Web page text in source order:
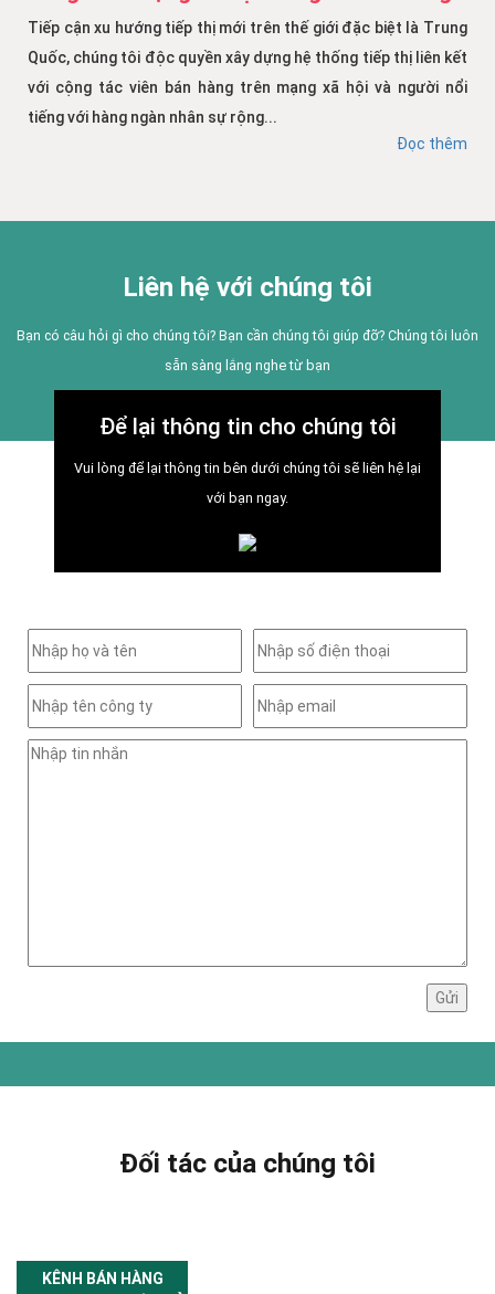
Tiếp cận xu hướng tiếp thị mới trên thế giới đặc biệt là Trung
Quốc, chúng tôi độc quyền xây dựng hệ thống tiếp thị liên kết
với cộng tác viên bán hàng trên mạng xã hội và người nổi
tiếng với hàng ngàn nhân sự rộng...
Đọc thêm
Liên hệ với chúng tôi
Bạn có câu hỏi gì cho chúng tôi? Bạn cần chúng tôi giúp đỡ? Chúng tôi luôn
sẵn sàng lắng nghe từ bạn
Để lại thông tin cho chúng tôi
Vui lòng để lại thông tin bên dưới chúng tôi sẽ liên hệ lại
với bạn ngay.
Đối tác của chúng tôi
KÊNH BÁN HÀNG